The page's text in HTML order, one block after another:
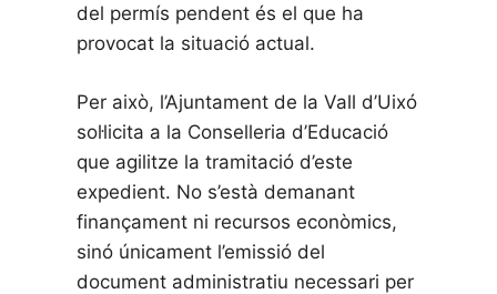
del permís pendent és el que ha
provocat la situació actual.
Per això, l’Ajuntament de la Vall d’Uixó
sol·licita a la Conselleria d’Educació
que agilitze la tramitació d’este
expedient. No s’està demanant
finançament ni recursos econòmics,
sinó únicament l’emissió del
document administratiu necessari per